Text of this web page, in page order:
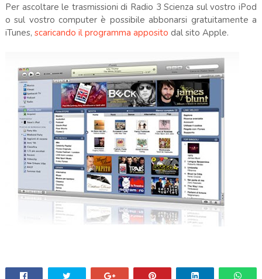
Per ascoltare le trasmissioni di Radio 3 Scienza sul vostro iPod
o sul vostro computer è possibile abbonarsi gratuitamente a
iTunes, scaricando il programma apposito dal sito Apple.